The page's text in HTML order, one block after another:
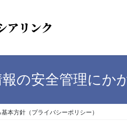
の安全管理にか
本方針（プライバシーポリシー）